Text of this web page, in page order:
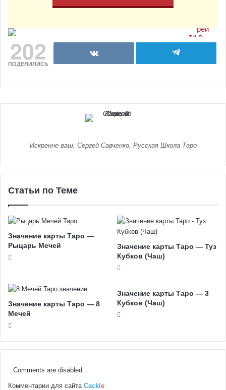
202
ПОДЕЛИЛИСЬ
Искренне ваш, Сергей Савченко, Русская Школа Таро
Статьи по Теме
Значение карты Таро —
Рыцарь Мечей
Значение карты Таро ― Туз
Кубков (Чаш)
Значение карты Таро — 8
Мечей
Значение карты Таро ― 3
Кубков (Чаш)
Comments are disabled
Комментарии для сайта Cackle